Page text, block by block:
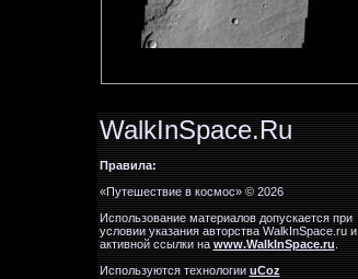
WalkInSpace.Ru
Правила:
«Путешествие в космос» © 2026
Использование материалов допускается при
условии указания авторства WalkInSpace.ru и
активной ссылки наwww.WalkInSpace.ru.
Используются технологииuCoz